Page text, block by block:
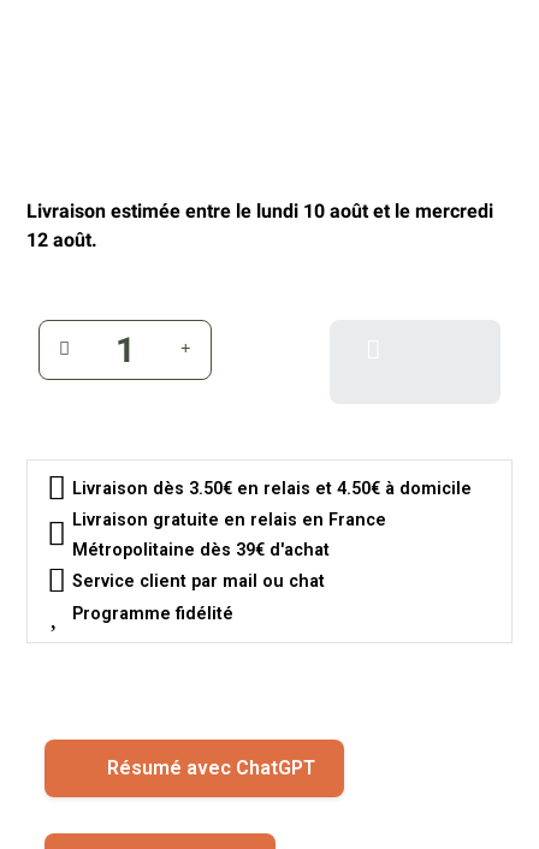
Livraison estimée entre le lundi 10 août et le mercredi
12 août.
Livraison dès 3.50€ en relais et 4.50€ à domicile
Livraison gratuite en relais en France
Métropolitaine dès 39€ d'achat
Service client par mail ou chat
Programme fidélité
Résumé avec ChatGPT